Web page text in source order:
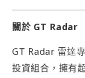
關於 GT Radar
GT Radar 雷達
投資組合，擁有